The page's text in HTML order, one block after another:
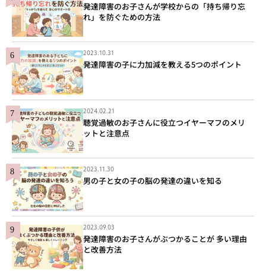
発達障害のお子さんが学校からの「持ち帰り忘
れ」を防ぐための方法
2023.10.31
発達障害の子に力加減を教える5つのポイント
2024.02.21
聴覚過敏のお子さんに役立つイヤーマフのメリ
ットと注意点
2023.11.30
男の子と女の子の脳の発達の違いを知る
2023.09.03
発達障害のお子さんがぶつかることが 多い理由
と改善方法